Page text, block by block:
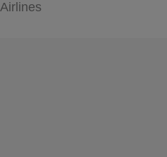
Airlines